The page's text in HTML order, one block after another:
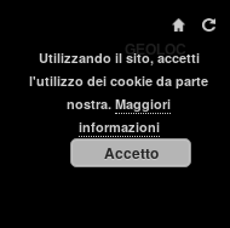
GEOLOC
Utilizzando il sito, accetti
l'utilizzo dei cookie da parte
nostra. Maggiori
informazioni
Accetto